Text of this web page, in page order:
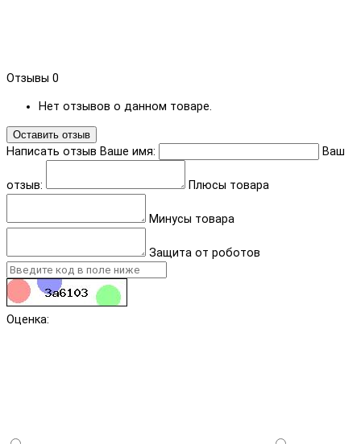
Отзывы 0
Нет отзывов о данном товаре.
Оставить отзыв
Написать отзыв Ваше имя: Ваш
отзыв: Плюсы товара
Минусы товара
Защита от роботов
Оценка: